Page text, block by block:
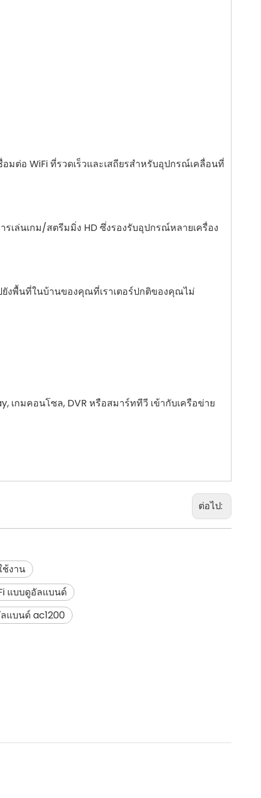
มต่อ WiFi ที่รวดเร็วและเสถียรสำหรับอุปกรณ์เคลื่อนที่
เล่นเกม/สตรีมมิ่ง HD ซึ่งรองรับอุปกรณ์หลายเครื่อง
ยังพื้นที่ในบ้านของคุณที่เราเตอร์ปกติของคุณไม่
กมคอนโซล, DVR หรือสมาร์ททีวี เข้ากับเครือข่าย
ต่อไป:
งาน
แบบดูอัลแบนด์
แบนด์ ac1200